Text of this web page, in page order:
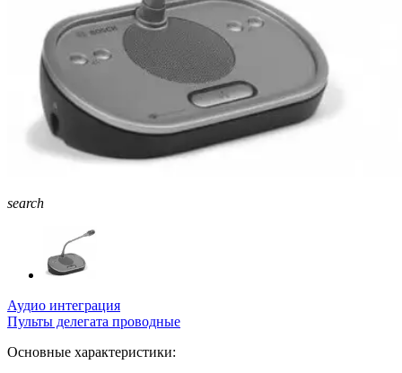
search
Аудио интеграция
Пульты делегата проводные
Основные характеристики: